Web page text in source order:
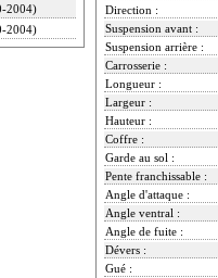
2004)
2004)
Direction :
Suspension avant :
Suspension arrière :
Carrosserie :
Longueur :
Largeur :
Hauteur :
Coffre :
Garde au sol :
Pente franchissable :
Angle d'attaque :
Angle ventral :
Angle de fuite :
Dévers :
Gué :